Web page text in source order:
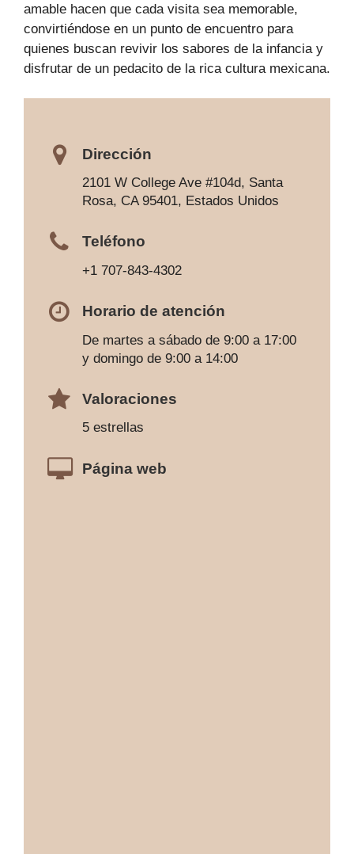
amable hacen que cada visita sea memorable,
convirtiéndose en un punto de encuentro para
quienes buscan revivir los sabores de la infancia y
disfrutar de un pedacito de la rica cultura mexicana.
Dirección
2101 W College Ave #104d, Santa
Rosa, CA 95401, Estados Unidos
Teléfono
+1 707-843-4302
Horario de atención
De martes a sábado de 9:00 a 17:00
y domingo de 9:00 a 14:00
Valoraciones
5 estrellas
Página web